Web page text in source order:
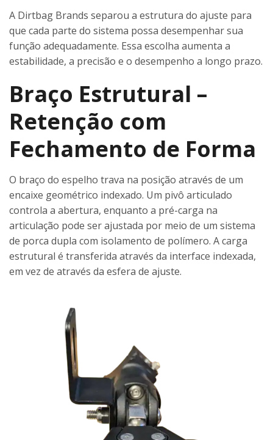
A Dirtbag Brands separou a estrutura do ajuste para
que cada parte do sistema possa desempenhar sua
função adequadamente. Essa escolha aumenta a
estabilidade, a precisão e o desempenho a longo prazo.
Braço Estrutural –
Retenção com
Fechamento de Forma
O braço do espelho trava na posição através de um
encaixe geométrico indexado. Um pivô articulado
controla a abertura, enquanto a pré-carga na
articulação pode ser ajustada por meio de um sistema
de porca dupla com isolamento de polímero. A carga
estrutural é transferida através da interface indexada,
em vez de através da esfera de ajuste.